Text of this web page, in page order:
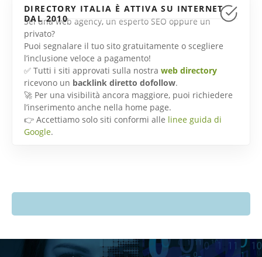
DIRECTORY ITALIA È ATTIVA SU INTERNET
DAL 2010
Sei una web agency, un esperto SEO oppure un
privato?
Puoi segnalare il tuo sito gratuitamente o scegliere
l’inclusione veloce a pagamento!
✅ Tutti i siti approvati sulla nostra web directory
ricevono un backlink diretto dofollow.
🚀 Per una visibilità ancora maggiore, puoi richiedere
l’inserimento anche nella home page.
👉 Accettiamo solo siti conformi alle linee guida di
Google.